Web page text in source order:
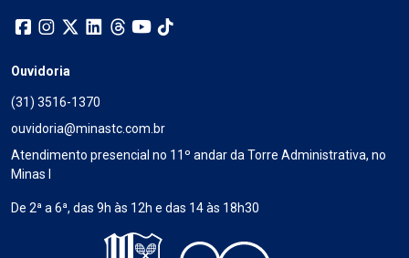
Ouvidoria
(31) 3516-1370
ouvidoria@minastc.com.br
Atendimento presencial no 11º andar da Torre Administrativa, no
Minas I
De 2ª a 6ª, das 9h às 12h e das 14 às 18h30